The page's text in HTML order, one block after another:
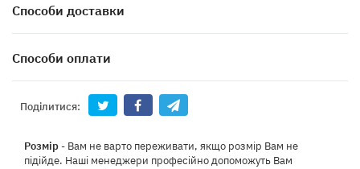
Способи доставки
Способи оплати
Поділитися:
Розмір - Вам не варто переживати, якщо розмір Вам не
підійде. Наші менеджери професійно допоможуть Вам